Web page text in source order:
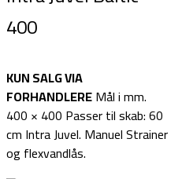
400
KUN SALG VIA
FORHANDLEREMål i mm.
400 × 400 Passer til skab: 60
cm Intra Juvel. Manuel Strainer
og flexvandlås.